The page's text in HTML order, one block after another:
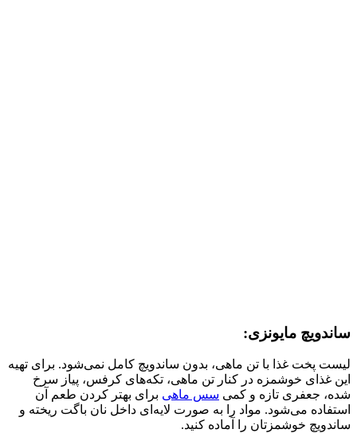
ساندویچ مایونزی:
لیست پخت غذا با تن ماهی، بدون ساندویچ‌ کامل نمی‌شود. برای تهیه
این غذای خوشمزه در کنار تن ماهی، تکه‌های کرفس، پیاز سرخ
شده، جعفری تازه و کمی سس ماهی برای بهتر کردن طعم آن
استفاده می‌شود. مواد را به صورت لایه‌ای داخل نان باگت ریخته و
ساندویچ خوشمزتان را آماده کنید.